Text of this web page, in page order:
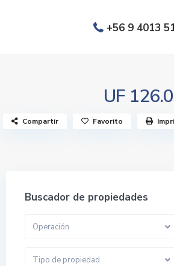
+56 9 4013
UF
Compartir Favorito
Buscador de propiedades
Operación
Tipo de propiedad